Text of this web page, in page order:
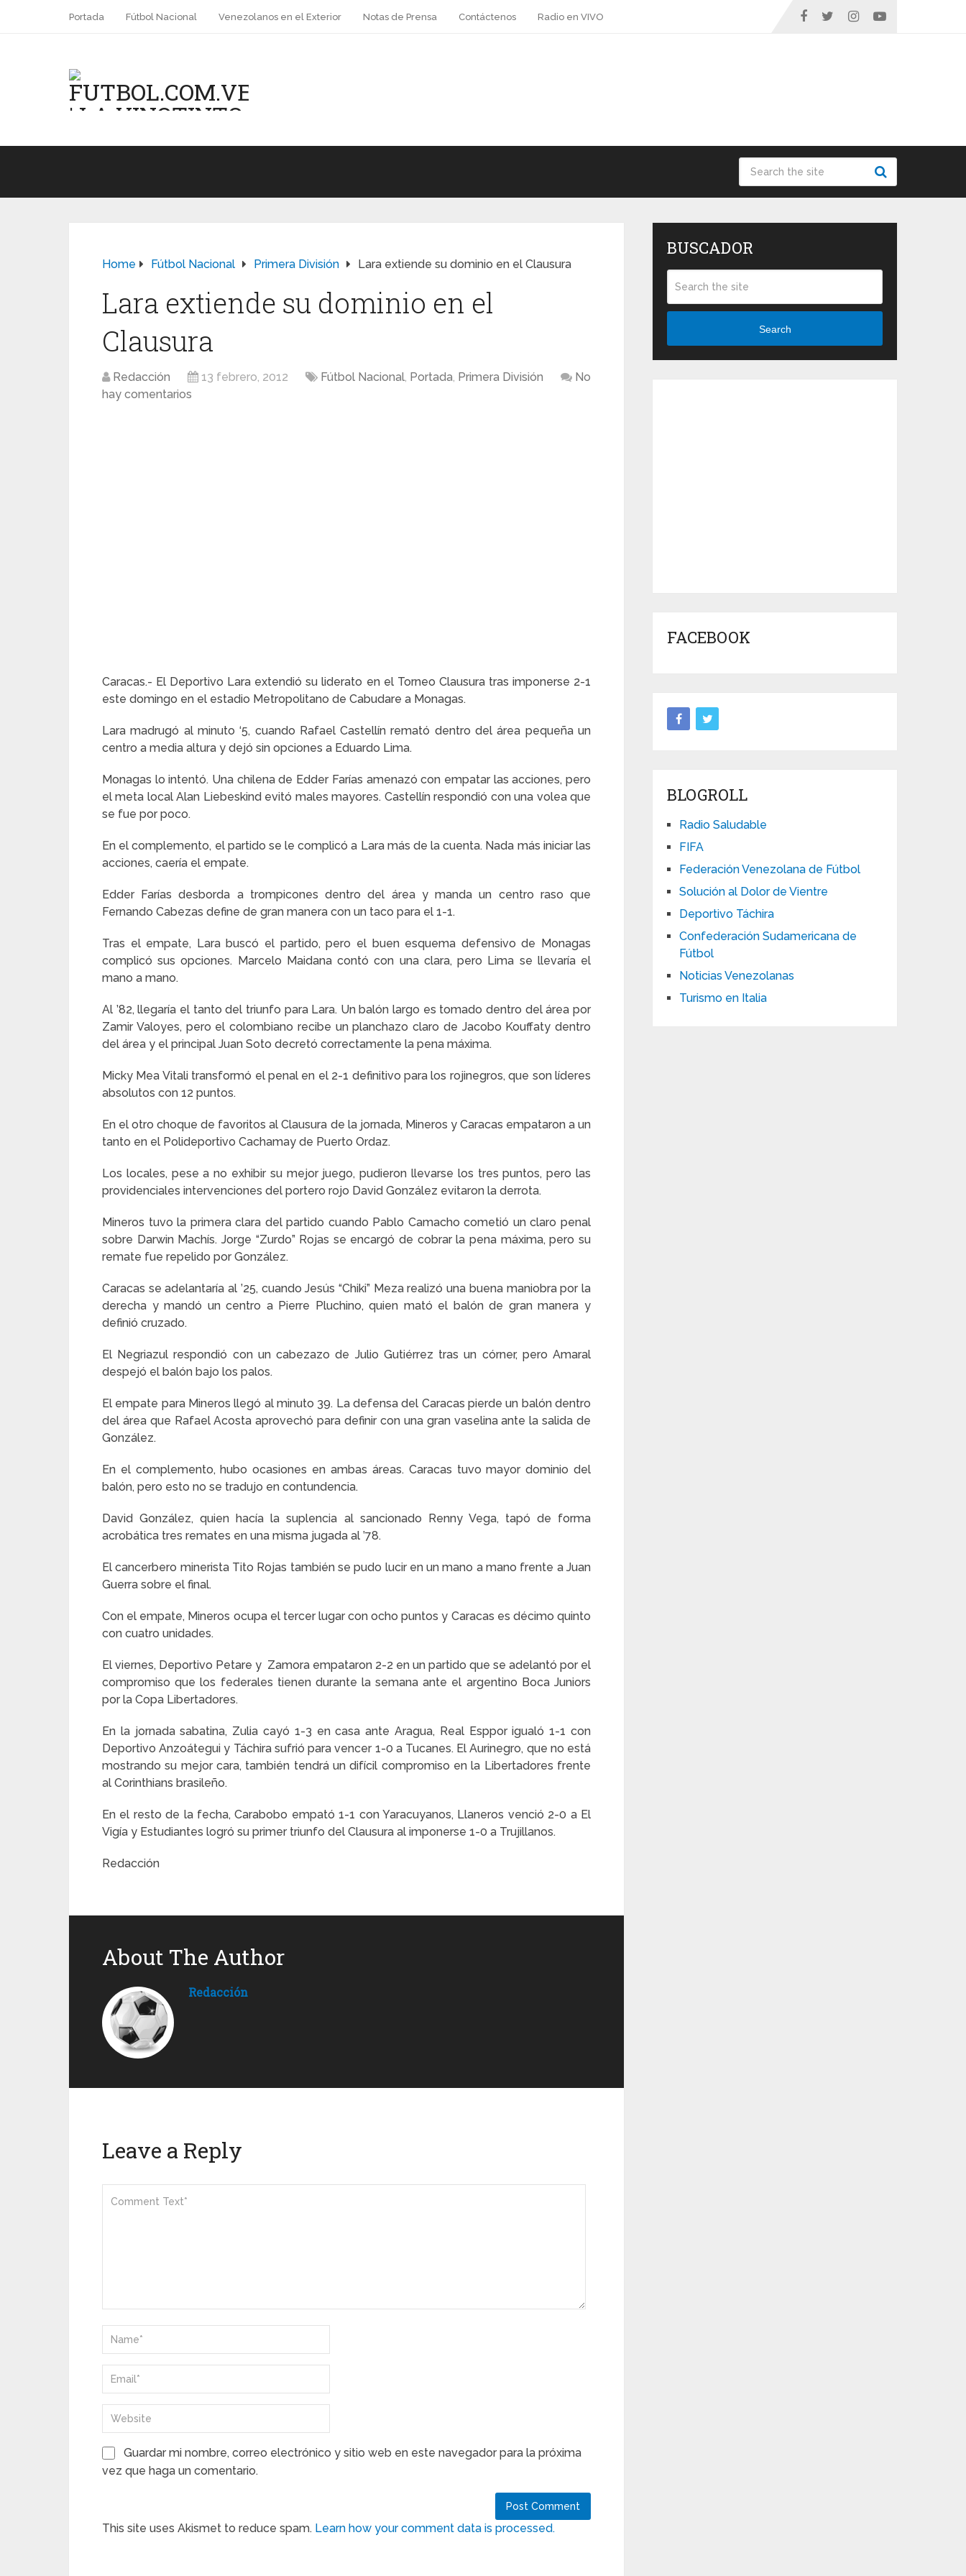
Portada Fútbol Nacional Venezolanos en el Exterior Notas de Prensa Contáctenos Radio en VIVO
Home Fútbol Nacional Primera División Lara extiende su dominio en el Clausura
Lara extiende su dominio en el
Clausura
Redacción 13 febrero, 2012 Fútbol Nacional, Portada, Primera División
No
hay comentarios
Caracas.- El Deportivo Lara extendió su liderato en el Torneo Clausura tras imponerse 2-1
este domingo en el estadio Metropolitano de Cabudare a Monagas.
Lara madrugó al minuto ‘5, cuando Rafael Castellín remató dentro del área pequeña un
centro a media altura y dejó sin opciones a Eduardo Lima.
Monagas lo intentó. Una chilena de Edder Farías amenazó con empatar las acciones, pero
el meta local Alan Liebeskind evitó males mayores. Castellín respondió con una volea que
se fue por poco.
En el complemento, el partido se le complicó a Lara más de la cuenta. Nada más iniciar las
acciones, caería el empate.
Edder Farías desborda a trompicones dentro del área y manda un centro raso que
Fernando Cabezas define de gran manera con un taco para el 1-1.
Tras el empate, Lara buscó el partido, pero el buen esquema defensivo de Monagas
complicó sus opciones. Marcelo Maidana contó con una clara, pero Lima se llevaría el
mano a mano.
Al ’82, llegaría el tanto del triunfo para Lara. Un balón largo es tomado dentro del área por
Zamir Valoyes, pero el colombiano recibe un planchazo claro de Jacobo Kouffaty dentro
del área y el principal Juan Soto decretó correctamente la pena máxima.
Micky Mea Vitali transformó el penal en el 2-1 definitivo para los rojinegros, que son líderes
absolutos con 12 puntos.
En el otro choque de favoritos al Clausura de la jornada, Mineros y Caracas empataron a un
tanto en el Polideportivo Cachamay de Puerto Ordaz.
Los locales, pese a no exhibir su mejor juego, pudieron llevarse los tres puntos, pero las
providenciales intervenciones del portero rojo David González evitaron la derrota.
Mineros tuvo la primera clara del partido cuando Pablo Camacho cometió un claro penal
sobre Darwin Machís. Jorge “Zurdo” Rojas se encargó de cobrar la pena máxima, pero su
remate fue repelido por González.
Caracas se adelantaría al ’25, cuando Jesús “Chiki” Meza realizó una buena maniobra por la
derecha y mandó un centro a Pierre Pluchino, quien mató el balón de gran manera y
definió cruzado.
El Negriazul respondió con un cabezazo de Julio Gutiérrez tras un córner, pero Amaral
despejó el balón bajo los palos.
El empate para Mineros llegó al minuto 39. La defensa del Caracas pierde un balón dentro
del área que Rafael Acosta aprovechó para definir con una gran vaselina ante la salida de
González.
En el complemento, hubo ocasiones en ambas áreas. Caracas tuvo mayor dominio del
balón, pero esto no se tradujo en contundencia.
David González, quien hacía la suplencia al sancionado Renny Vega, tapó de forma
acrobática tres remates en una misma jugada al ’78.
El cancerbero minerista Tito Rojas también se pudo lucir en un mano a mano frente a Juan
Guerra sobre el final.
Con el empate, Mineros ocupa el tercer lugar con ocho puntos y Caracas es décimo quinto
con cuatro unidades.
El viernes, Deportivo Petare y Zamora empataron 2-2 en un partido que se adelantó por el
compromiso que los federales tienen durante la semana ante el argentino Boca Juniors
por la Copa Libertadores.
En la jornada sabatina, Zulia cayó 1-3 en casa ante Aragua, Real Esppor igualó 1-1 con
Deportivo Anzoátegui y Táchira sufrió para vencer 1-0 a Tucanes. El Aurinegro, que no está
mostrando su mejor cara, también tendrá un difícil compromiso en la Libertadores frente
al Corinthians brasileño.
En el resto de la fecha, Carabobo empató 1-1 con Yaracuyanos, Llaneros venció 2-0 a El
Vigía y Estudiantes logró su primer triunfo del Clausura al imponerse 1-0 a Trujillanos.
Redacción
About The Author
Redacción
Leave a Reply
Guardar mi nombre, correo electrónico y sitio web en este navegador para la próxima
vez que haga un comentario.
This site uses Akismet to reduce spam. Learn how your comment data is processed.
BUSCADOR
Search
FACEBOOK
BLOGROLL
Radio Saludable
FIFA
Federación Venezolana de Fútbol
Solución al Dolor de Vientre
Deportivo Táchira
Confederación Sudamericana de
Fútbol
Noticias Venezolanas
Turismo en Italia